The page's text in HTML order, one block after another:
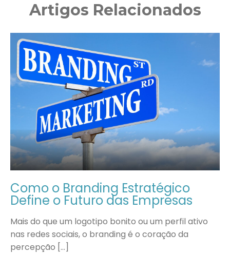
Artigos Relacionados
Como o Branding Estratégico
Define o Futuro das Empresas
Mais do que um logotipo bonito ou um perfil ativo
nas redes sociais, o branding é o coração da
percepção […]